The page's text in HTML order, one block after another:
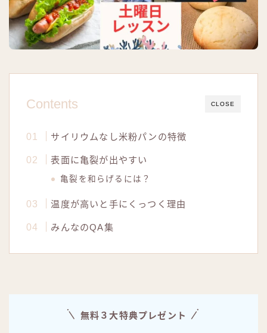
CLOSE
Contents
サイリウムなし米粉パンの特徴
表面に亀裂が出やすい
亀裂を和らげるには？
温度が高いと手にくっつく理由
みんなのQA集
無料３大特典プレゼント